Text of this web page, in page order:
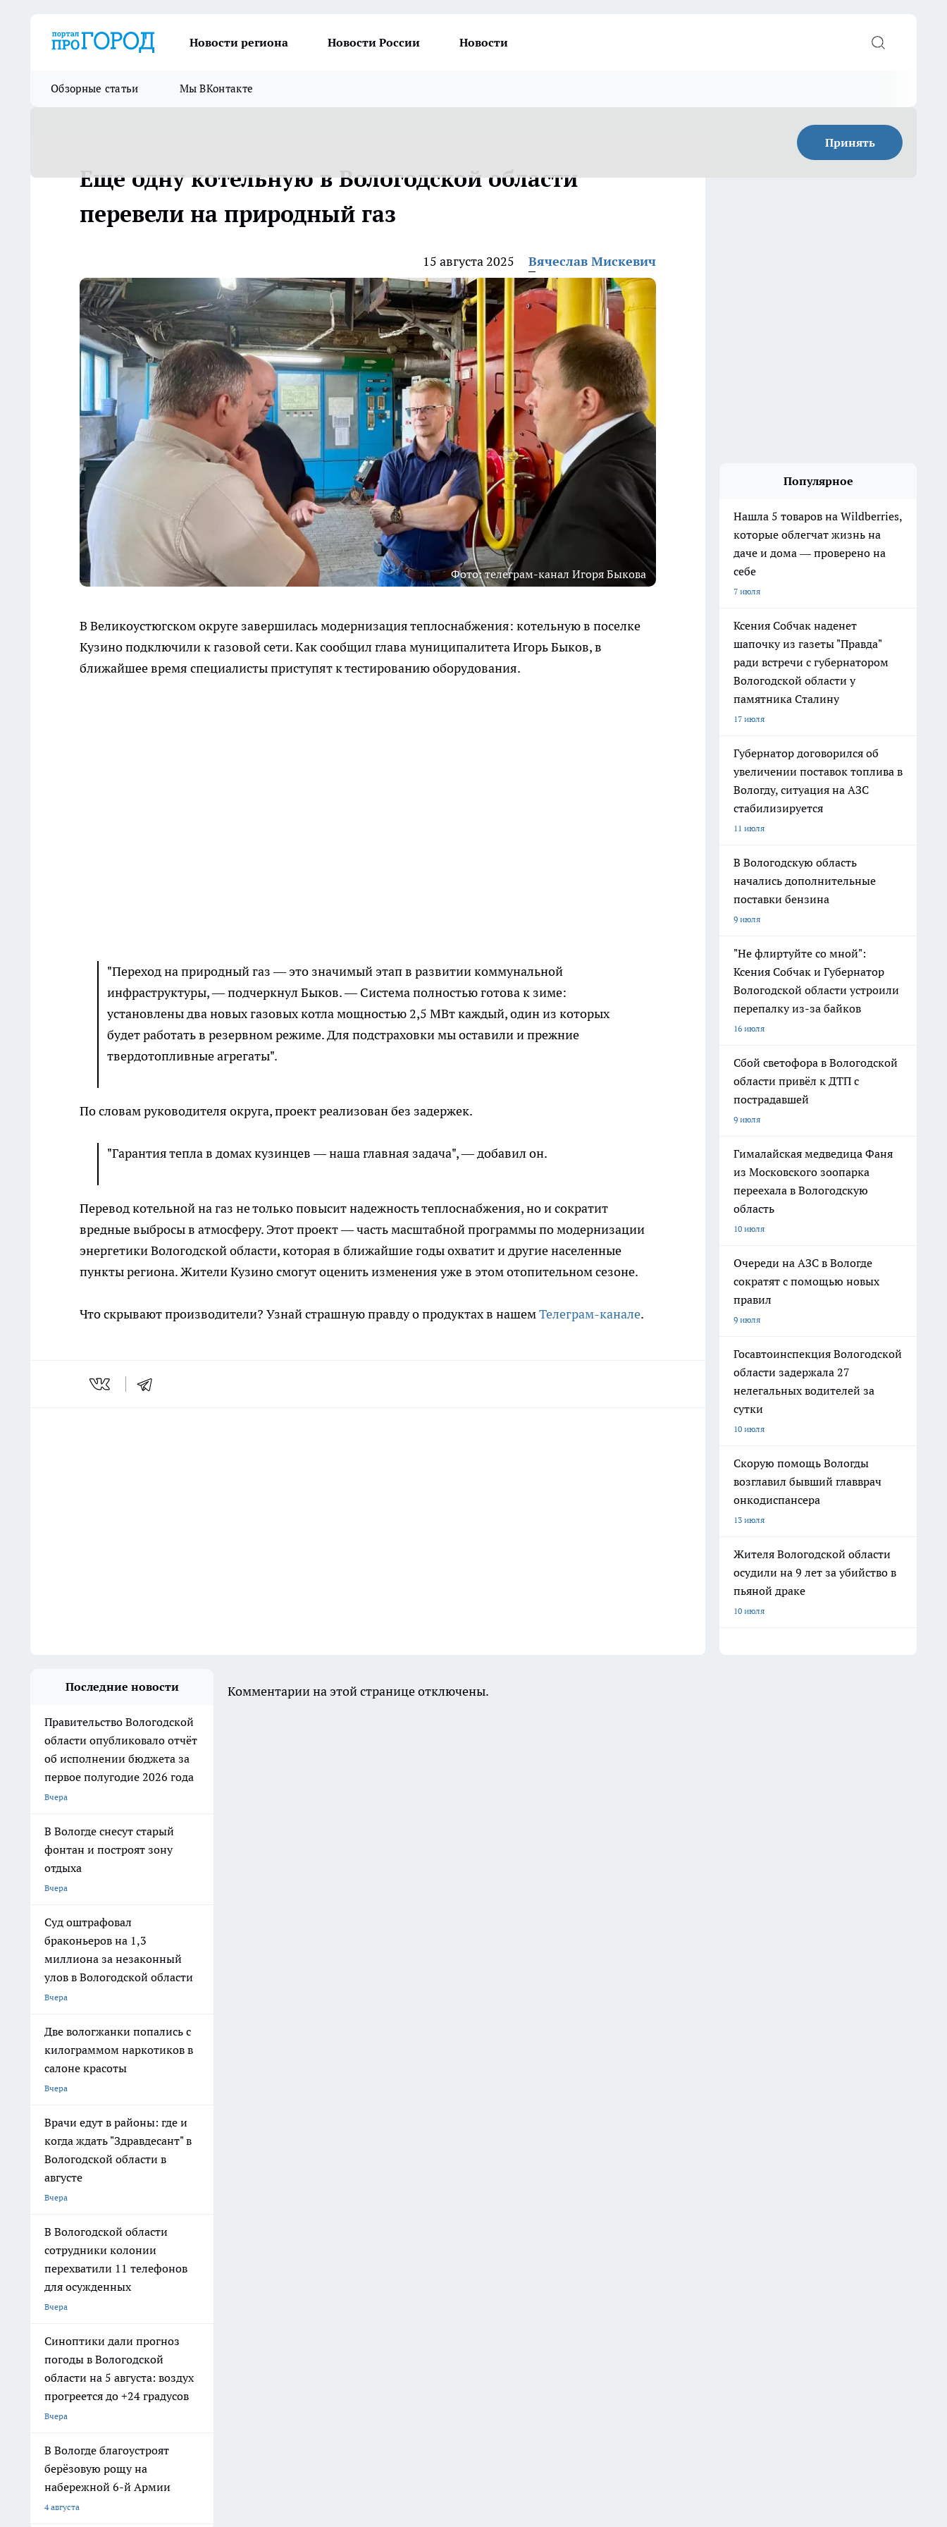
Новости региона Новости России Новости
Обзорные статьи Мы ВКонтакте
Принять
Еще одну котельную в Вологодской области
перевели на природный газ
15 августа 2025 Вячеслав Мискевич
Фото: телеграм-канал Игоря Быкова
В Великоустюгском округе завершилась модернизация теплоснабжения: котельную в поселке
Кузино подключили к газовой сети. Как сообщил глава муниципалитета Игорь Быков, в
ближайшее время специалисты приступят к тестированию оборудования.
"Переход на природный газ — это значимый этап в развитии коммунальной
инфраструктуры, — подчеркнул Быков. — Система полностью готова к зиме:
установлены два новых газовых котла мощностью 2,5 МВт каждый, один из которых
будет работать в резервном режиме. Для подстраховки мы оставили и прежние
твердотопливные агрегаты".
По словам руководителя округа, проект реализован без задержек.
"Гарантия тепла в домах кузинцев — наша главная задача", — добавил он.
Перевод котельной на газ не только повысит надежность теплоснабжения, но и сократит
вредные выбросы в атмосферу. Этот проект — часть масштабной программы по модернизации
энергетики Вологодской области, которая в ближайшие годы охватит и другие населенные
пункты региона. Жители Кузино смогут оценить изменения уже в этом отопительном сезоне.
Что скрывают производители? Узнай страшную правду о продуктах в нашемТелеграм-канале.
Популярное
Нашла 5 товаров на Wildberries,
которые облегчат жизнь на
даче и дома — проверено на
себе
7 июля
Ксения Собчак наденет
шапочку из газеты "Правда"
ради встречи с губернатором
Вологодской области у
памятника Сталину
17 июля
Губернатор договорился об
увеличении поставок топлива в
Вологду, ситуация на АЗС
стабилизируется
11 июля
В Вологодскую область
начались дополнительные
поставки бензина
9 июля
"Не флиртуйте со мной":
Ксения Собчак и Губернатор
Вологодской области устроили
перепалку из-за байков
16 июля
Сбой светофора в Вологодской
области привёл к ДТП с
пострадавшей
9 июля
Гималайская медведица Фаня
из Московского зоопарка
переехала в Вологодскую
область
10 июля
Очереди на АЗС в Вологде
сократят с помощью новых
правил
9 июля
Госавтоинспекция Вологодской
области задержала 27
нелегальных водителей за
сутки
10 июля
Скорую помощь Вологды
возглавил бывший главврач
онкодиспансера
13 июля
Жителя Вологодской области
осудили на 9 лет за убийство в
пьяной драке
10 июля
Последние новости
Правительство Вологодской
области опубликовало отчёт
об исполнении бюджета за
первое полугодие 2026 года
Вчера
В Вологде снесут старый
фонтан и построят зону
отдыха
Вчера
Суд оштрафовал
браконьеров на 1,3
миллиона за незаконный
улов в Вологодской области
Вчера
Две вологжанки попались с
килограммом наркотиков в
салоне красоты
Вчера
Врачи едут в районы: где и
когда ждать "Здравдесант" в
Вологодской области в
августе
Вчера
В Вологодской области
сотрудники колонии
перехватили 11 телефонов
для осужденных
Вчера
Синоптики дали прогноз
погоды в Вологодской
области на 5 августа: воздух
прогреется до +24 градусов
Вчера
В Вологде благоустроят
берёзовую рощу на
набережной 6-й Армии
4 августа
Комментарии на этой странице отключены.